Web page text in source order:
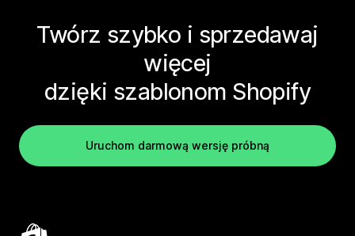
Twórz szybko i sprzedawaj
więcej
dzięki szablonom Shopify
Uruchom darmową wersję próbną